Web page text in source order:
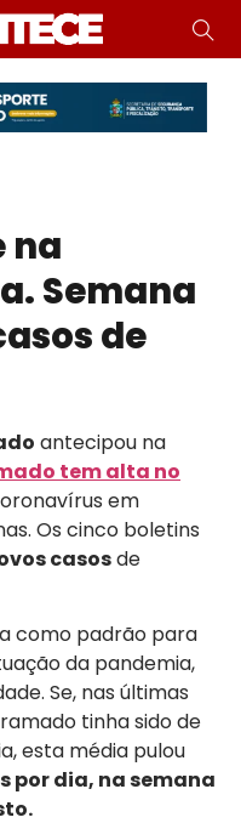
na
Semana
de
antecipou na
tem alta no
em
Os cinco boletins
casosde
como padrão para
da pandemia,
Se, nas últimas
tinha sido de
esta média pulou
por dia, na semana